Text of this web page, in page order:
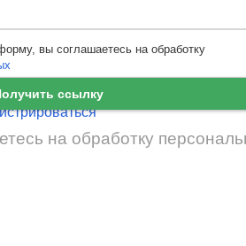
область
Ленинградская
авторизации
Забыли пароль
ссылку
на обработку
вы соглашаетесь на обработку